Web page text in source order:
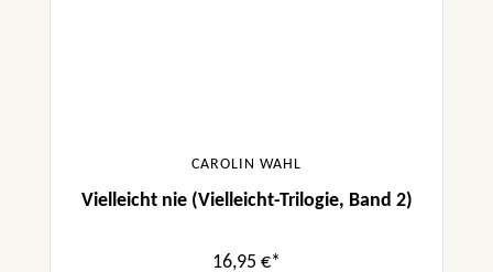
CAROLIN WAHL
Vielleicht nie (Vielleicht-Trilogie, Band 2)
16,95 €*